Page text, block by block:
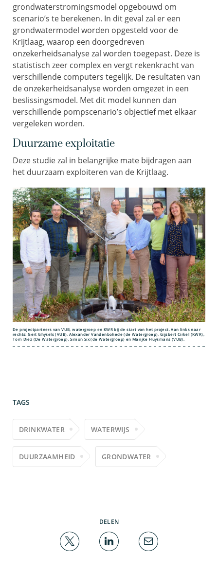
grondwaterstromingsmodel opgebouwd om
scenario’s te berekenen. In dit geval zal er een
grondwatermodel worden opgesteld voor de
Krijtlaag, waarop een doorgedreven
onzekerheidsanalyse zal worden toegepast. Deze is
statistisch zeer complex en vergt rekenkracht van
verschillende computers tegelijk. De resultaten van
de onzekerheidsanalyse worden omgezet in een
beslissingsmodel. Met dit model kunnen dan
verschillende pompscenario’s objectief met elkaar
vergeleken worden.
Duurzame exploitatie
Deze studie zal in belangrijke mate bijdragen aan
het duurzaam exploiteren van de Krijtlaag.
De projectpartners van VUB, watergroep en KWR bij de start van het project. Van links naar
rechts: Gert Ghysels (VUB), Alexander Vandenbohede (de Watergroep), Gijsbert Cirkel (KWR),
Tom Diez (De Watergroep), Simon Six (de Watergroep) en Marijke Huysmans (VUB).
TAGS
DRINKWATER WATERWIJS
DUURZAAMHEID GRONDWATER
DELEN